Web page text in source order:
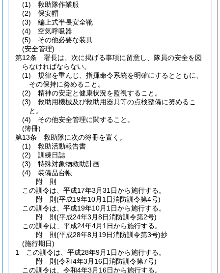
(1)
救助隊作業服
(2)
保安帽
(3)
編上式半長安全靴
(4)
空気呼吸器
(5)
その他必要な装具
(安全管理)
第12条
署長は、次に掲げる事項に留意し、隊員の安全を図
らなければならない。
(1)
規律を重んじ、指揮命令系統を明確にするとともに、
その保持に努めること。
(2)
精神の安定と健康状況を監視すること。
(3)
救助用機械及び救助用器具等の点検整備に努めるこ
と。
(4)
その他安全管理に関すること。
(簿冊)
第13条
救助隊に次の簿冊を置く。
(1)
救助活動報告書
(2)
訓練日誌
(3)
特殊対象物救助計画
(4)
装備品台帳
附 則
この訓令は、平成17年3月31日から施行する。
附 則(平成19年10月1日消防訓令第4号)
この訓令は、平成19年10月1日から施行する。
附 則(平成24年3月8日消防訓令第2号)
この訓令は、平成24年4月1日から施行する。
附 則(平成28年8月19日消防訓令第3号)抄
(施行期日)
1
この訓令は、平成28年9月1日から施行する。
附 則(令和4年3月16日消防訓令第7号)
この訓令は、令和4年3月16日から施行する。